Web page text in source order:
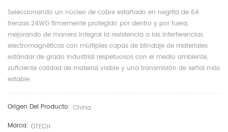
Seleccionando un núcleo de cobre estañado en negrita de 64
trenzas 24WG firmemente protegido por dentro y por fuera,
mejorando de manera integral la resistencia a las interferencias
electromagnéticas con múltiples capas de blindaje de materiales
estándar de grado industrial respetuosos con el medio ambiente,
suficiente calidad de material visible y una transmisión de señal más
estable.
Origen Del Producto: China
Marca: DTECH